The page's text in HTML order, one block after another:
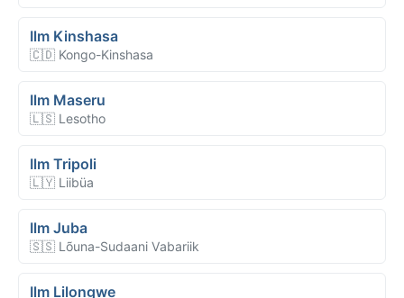
Ilm Kinshasa
🇨🇩 Kongo-Kinshasa
Ilm Maseru
🇱🇸 Lesotho
Ilm Tripoli
🇱🇾 Liibüa
Ilm Juba
🇸🇸 Lõuna-Sudaani Vabariik
Ilm Lilongwe